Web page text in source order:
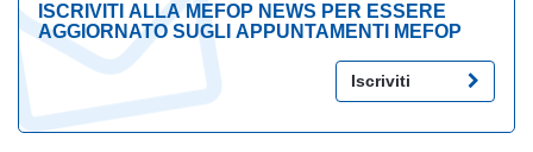
ISCRIVITI ALLA MEFOP NEWS PER ESSERE
AGGIORNATO SUGLI APPUNTAMENTI MEFOP
Iscriviti